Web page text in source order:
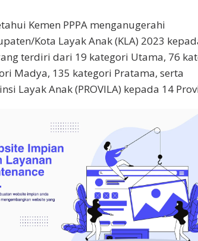
Anak
Rosiade Bantu Kebutuhan Gas Elpiji di
Resmi Dimulai
Dana Operasional Triwulan II Di Enam
Penghargaan Tokoh Penggerak Koperasi